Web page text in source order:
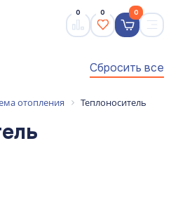
0 0 0
Сбросить все
отопления Теплоноситель